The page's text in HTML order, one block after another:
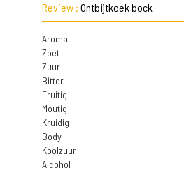
Review : Ontbijtkoek bock
Aroma
Zoet
Zuur
Bitter
Fruitig
Moutig
Kruidig
Body
Koolzuur
Alcohol